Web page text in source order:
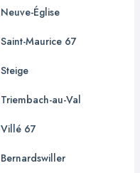
Neuve-Église
Saint-Maurice 67
Steige
Triembach-au-Val
Villé 67
Bernardswiller